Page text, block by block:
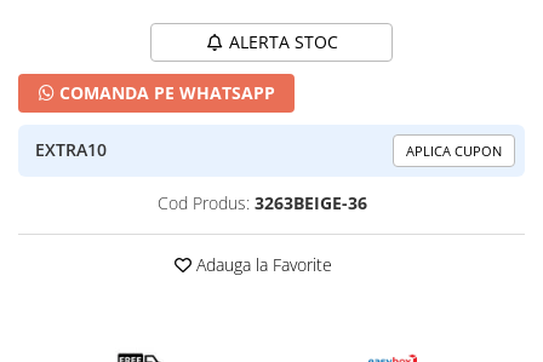
ALERTA STOC
COMANDA PE WHATSAPP
EXTRA10 APLICA CUPON
Cod Produs: 3263BEIGE-36
Adauga la Favorite